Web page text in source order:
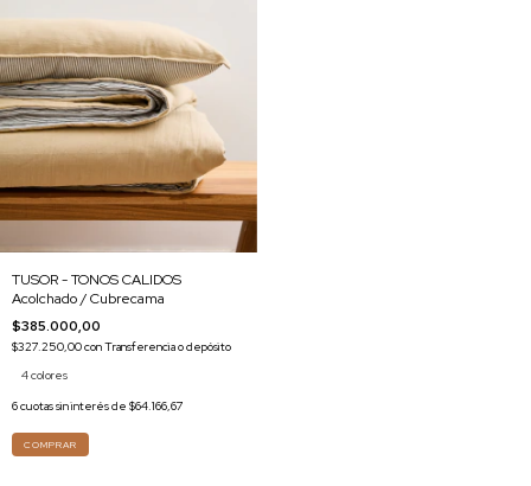
TUSOR - TONOS CALIDOS
Acolchado / Cubrecama
$385.000,00
$327.250,00conTransferencia o depósito
4 colores
6cuotas sin interés de $64.166,67
COMPRAR